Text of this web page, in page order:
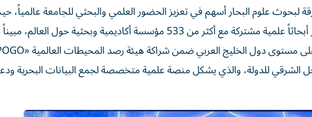
لبحوث علوم البحار أسهم في تعزيز الحضور العلمي والبحثي للجامعة عالمياً،
بحثياً مع علماء وباحثين من 87 دولة، ونشر أبحاثاً علمية مشتركة مع أكثر من 533 مؤسسة أكاديمية وبحثية
للدولة، والذي يشكل منصة علمية متخصصة لجمع البيانات البحرية